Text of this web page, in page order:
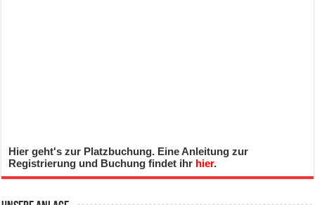
Hier geht's zur Platzbuchung. Eine Anleitung zur
Registrierung und Buchung findet ihr hier.